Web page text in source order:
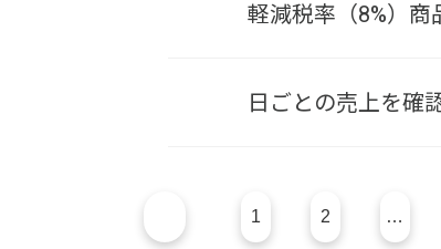
軽減税率（8%）
日ごとの売上を確
1 2 …